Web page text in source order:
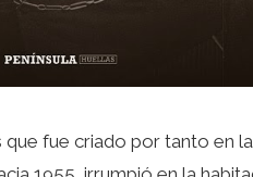
fue criado por tanto en